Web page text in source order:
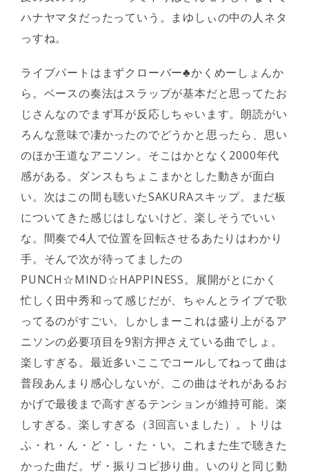
ハナヤマタだったっていう。まゆしぃの中の人ネタ
っすね。
ライブパートはまずクローバー♣かくめーしょんか
ら。ベースの奏法はスラップが基本だと思ってたお
じさんなのでまず耳が反応しちゃいます。朗読がい
ろんな意味で凄かったのでどうかと思ったら、思い
のほか王道なアニソン。そこはかとなく2000年代
感がある。ダンスもちょこまかとした動きが面白
い。次はこの間も聴いたSAKURAスキップ。まだ板
についてきた感じはしないけど、楽しそうでいい
な。間奏で4人で位置を回転させるあたりはわかり
手。そんで次が待ってましたの
PUNCH☆MIND☆HAPPINESS。展開がとにかく
忙しく田中秀和って感じだが、ちゃんとライブで歌
ってるのがすごい。しかしまーこれは盛り上がるア
ニソンの必要項目を9割方押さえている曲でしょ。
楽しすぎる。最近多いここでコールしてねって曲は
普段あんまり感心しないが、この曲はそれがあるお
かげで最後まで高すぎるテンションが維持可能。楽
しすぎる。楽しすぎる（3回言いました）。トリは
ふ・れ・ん・ど・し・た・い。これまた生で聴きた
かった曲だ。ザ・振りコピ捗り曲。いのりと同じ動